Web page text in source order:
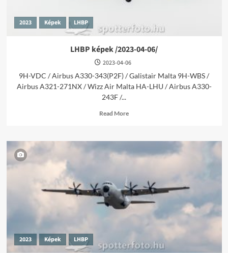
2023 Képek LHBP
LHBP képek /2023-04-06/
2023-04-06
9H-VDC / Airbus A330-343(P2F) / Galistair Malta 9H-WBS /
Airbus A321-271NX / Wizz Air Malta HA-LHU / Airbus A330-
243F /...
Read MoreRead
/2023-
2023 Képek LHBP